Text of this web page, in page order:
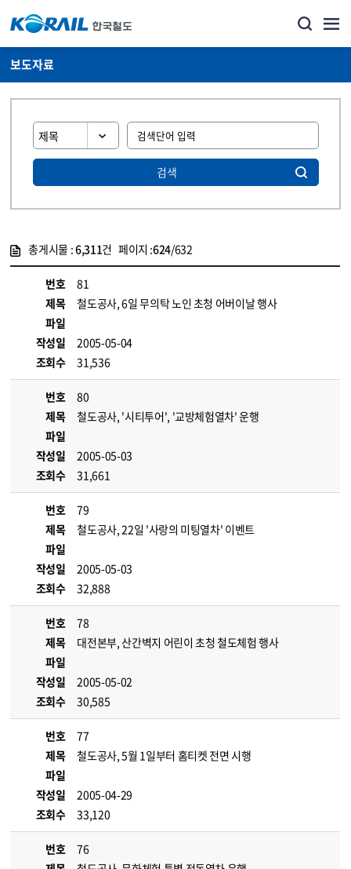
보도자료
검색
총게시물 :6,311건 페이지 :624/632
번호
81
제목
철도공사, 6일 무의탁 노인 초청 어버이날 행사
파일
작성일
2005-05-04
조회수
31,536
번호
80
제목
철도공사, '시티투어', '교방체험열차' 운행
파일
작성일
2005-05-03
조회수
31,661
번호
79
제목
철도공사, 22일 '사랑의 미팅열차' 이벤트
파일
작성일
2005-05-03
조회수
32,888
번호
78
제목
대전본부, 산간벽지 어린이 초청 철도체험 행사
파일
작성일
2005-05-02
조회수
30,585
번호
77
제목
철도공사, 5월 1일부터 홈티켓 전면 시행
파일
작성일
2005-04-29
조회수
33,120
번호
76